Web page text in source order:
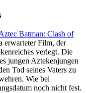
Batman: Clash of
erwarteter Film, der
verlegt. Die
jungen Aztekenjungen
Tod seines Vaters zu
Wie bei
noch nicht fest.